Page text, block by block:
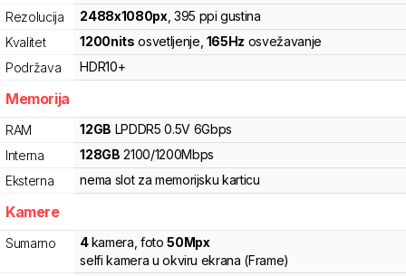
Rezolucija
2488x1080px, 395 ppi gustina
Kvalitet
1200nits osvetljenje 165Hz osvežavanje
Podržava
HDR10+
Memorija
RAM 12GB LPDDR5 0.5V 6Gbps
Interna
128GB 2100/1200Mbps
Eksterna
nema slot za memorijsku karticu
Kamere
Sumarno 4kamera foto50Mpx
selfi kamera u okviru ekrana (Frame)